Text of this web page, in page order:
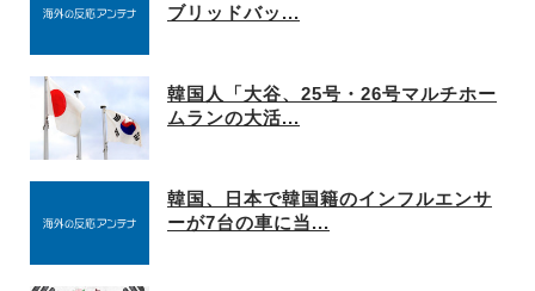
ブリッドバッ...
韓国人「大谷、25号・26号マルチホー
ムランの大活...
韓国、日本で韓国籍のインフルエンサ
ーが7台の車に当...